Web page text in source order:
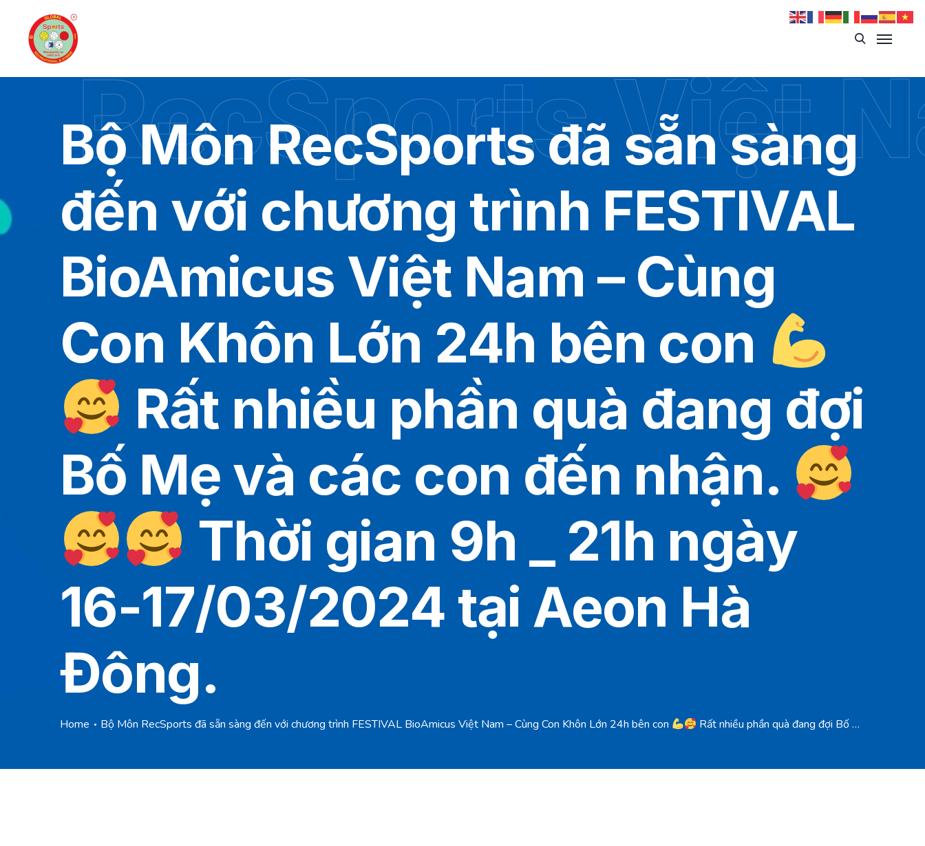
RecSports Việt
Bộ Môn RecSports đã sẵn sàng
đến với chương trình FESTIVAL
BioAmicus Việt Nam – Cùng
Con Khôn Lớn 24h bên con
Rất nhiều phần quà đang đợi
Bố Mẹ và các con đến nhận.
Thời gian 9h _ 21h ngày
16-17/03/2024 tại Aeon Hà
Đông.
Home Bộ Môn RecSports đã sẵn sàng đến với chương trình FESTIVAL BioAmicus Việt Nam – Cùng Con Khôn Lớn 24h bên con Rất nhiều phần quà đang đợi Bố Mẹ và các con đến nhận.